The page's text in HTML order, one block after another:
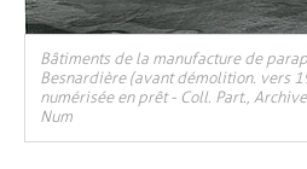
Bâtiments de la manufacture de
Besnardière (avant démolition. vers
numérisée en prêt - Coll. Part.,
Num